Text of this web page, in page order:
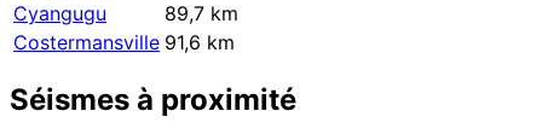
Cyangugu
89,7 km
Costermansville 91,6 km
Séismes à proximité